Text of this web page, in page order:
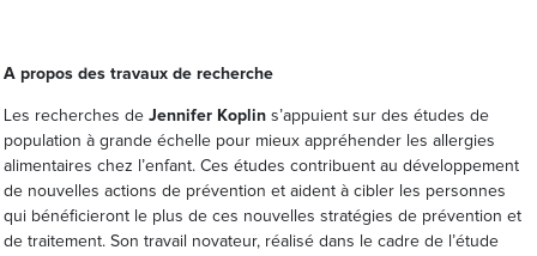
A propos des travaux de recherche
Les recherches de Jennifer Koplins’appuient sur des études de
population à grande échelle pour mieux appréhender les allergies
alimentaires chez l’enfant. Ces études contribuent au développement
de nouvelles actions de prévention et aident à cibler les personnes
qui bénéficieront le plus de ces nouvelles stratégies de prévention et
de traitement. Son travail novateur, réalisé dans le cadre de l’étude